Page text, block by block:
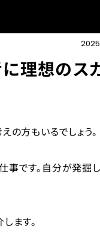
理想のス
方もいるでしょう。
事です。自分が発掘
ます。